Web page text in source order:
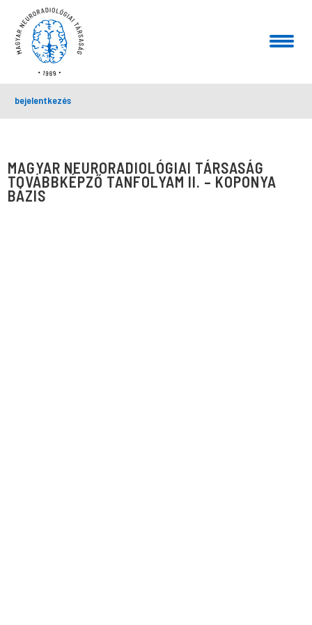
bejelentkezés
MAGYAR NEURORADIOLÓGIAI TÁRSASÁG
TOVÁBBKÉPZŐ TANFOLYAM II. – KOPONYA
BÁZIS